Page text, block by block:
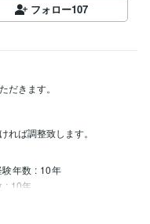
フォロー107
だきます。
れば調整致します。
験年数 : 10年
: 10年